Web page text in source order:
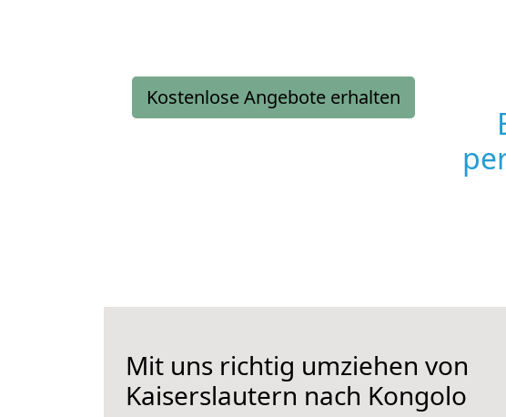
Kostenlose Angebote erhalten
Mit uns richtig umziehen von
Kaiserslautern nach Kongolo